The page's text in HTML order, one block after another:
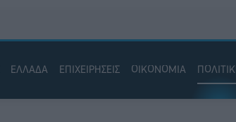
ΕΛΛΑΔΑ ΕΠΙΧΕΙΡΗΣΕΙΣ ΟΙΚΟΝΟΜΙΑ